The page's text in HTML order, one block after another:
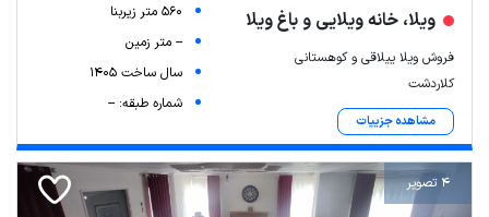
ویلا، خانه ویلایی و باغ ویلا
فروش ویلا ییلاقی و کوهستانی
کلاردشت
مشاهده جزییات
560 متر زیربنا
-- متر زمین
سال ساخت 1405
شماره طبقه: --
4 تصویر